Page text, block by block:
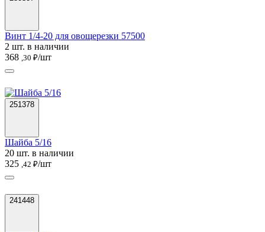
Винт 1/4-20 для овощерезки 57500
2 шт. в наличии
368 ,30 ₽/шт
251378
Шайба 5/16
20 шт. в наличии
325 ,42 ₽/шт
241448